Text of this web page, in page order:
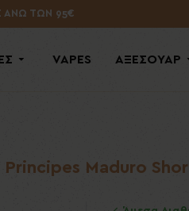
ΑΝΩ ΤΩΝ 95€
VAPES ΑΞΕΣΟΥΑΡ
Principes Maduro